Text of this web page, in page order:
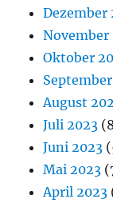
Dezember
November
Oktober
August
Juli 2023
Juni 2023
Mai 2023
April 2023